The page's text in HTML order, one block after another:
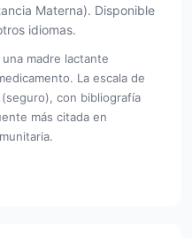
Materna). Disponible
idiomas.
madre lactante
La escala de
con bibliografía
más citada en